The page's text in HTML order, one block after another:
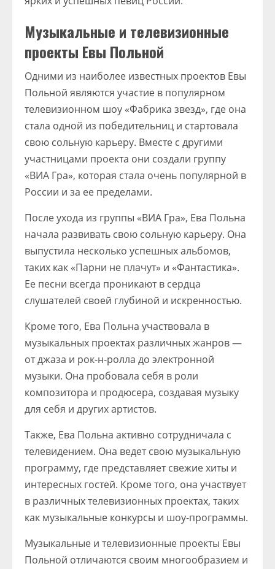
Музыкальные и телевизионные
проекты Евы Польной
Одними из наиболее известных проектов Евы
Польной являются участие в популярном
телевизионном шоу «Фабрика звезд», где она
стала одной из победительниц и стартовала
свою сольную карьеру. Вместе с другими
участницами проекта они создали группу
«ВИА Гра», которая стала очень популярной в
России и за ее пределами.
После ухода из группы «ВИА Гра», Ева Польна
начала развивать свою сольную карьеру. Она
выпустила несколько успешных альбомов,
таких как «Парни не плачут» и «Фантастика».
Ее песни всегда проникают в сердца
слушателей своей глубиной и искренностью.
Кроме того, Ева Польна участвовала в
музыкальных проектах различных жанров —
от джаза и рок-н-ролла до электронной
музыки. Она пробовала себя в роли
композитора и продюсера, создавая музыку
для себя и других артистов.
Также, Ева Польна активно сотрудничала с
телевидением. Она ведет свою музыкальную
программу, где представляет свежие хиты и
интересных гостей. Кроме того, она участвует
в различных телевизионных проектах, таких
как музыкальные конкурсы и шоу-программы.
Музыкальные и телевизионные проекты Евы
Польной отличаются своим многообразием и